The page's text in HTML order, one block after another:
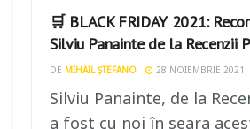
🛒 BLACK FRIDAY 2021:
Silviu Panainte de la Recenzii
DE MIHAIL ȘTEFANO 28 NOIEMBRIE 2021
Silviu Panainte, de la
a fost cu noi în seara